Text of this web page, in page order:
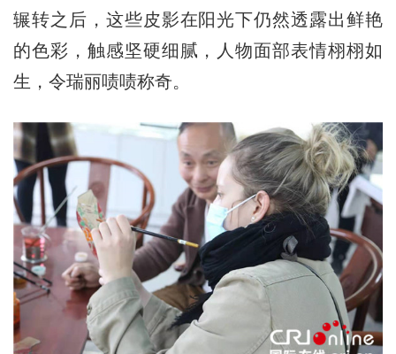
辗转之后，这些皮影在阳光下仍然透露出鲜艳
的色彩，触感坚硬细腻，人物面部表情栩栩如
生，令瑞丽啧啧称奇。